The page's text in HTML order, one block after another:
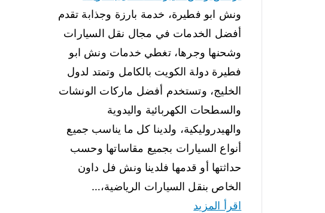
ونش ابو فطيرة، خدمة بارزة وجذابة تقدم
أفضل الخدمات في مجال نقل السيارات
وشحنها وجرها، تغطي خدمات ونش ابو
فطيرة دولة الكويت بالكامل وتمتد لدول
الخليج، وتستخدم أفضل ماركات الونشات
والسطحات الكهربائية واليدوية
والهيدروليكية، ولدينا كل ما يناسب جميع
أنواع السيارات بجميع مقاساتها وحسب
حداثتها أو قدمها فلدينا ونش فل داون
الخاص بنقل السيارات الرياضية،…
اقرأ المزيد